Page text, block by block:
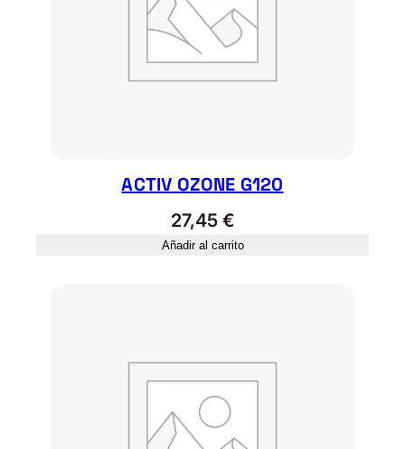
ACTIV OZONE G120
27,45 €
Añadir al carrito